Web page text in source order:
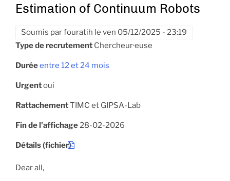
Estimation of Continuum Robots
Soumis parfouratih le ven 05/12/2025 - 23:19
Type de recrutement Chercheur·euse
Duréeentre 12 et 24 mois
Urgentoui
RattachementTIMC et GIPSA-Lab
Fin de l'affichage28-02-2026
Détails (fichier)
Dear all,